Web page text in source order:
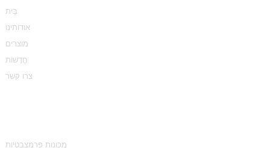
בַּיִת
אודותינו
מוצרים
חֲדָשׁוֹת
צרו קשר
מכונות פרמצבטיות